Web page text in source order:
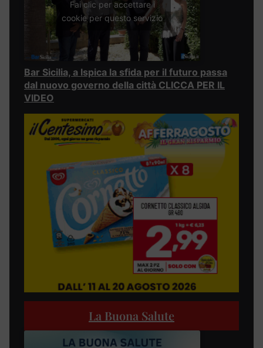
Fai clic per accettare i
cookie per questo servizio
Bar Sicilia, a Ispica la sfida per il futuro passa
dal nuovo governo della città CLICCA PER IL
VIDEO
La Buona Salute